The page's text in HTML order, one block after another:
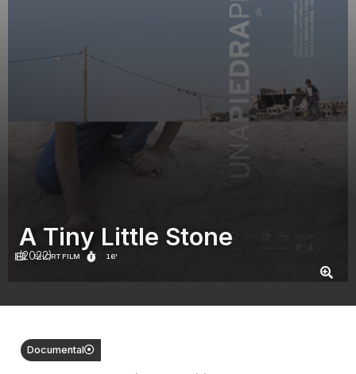
SHORT FILM 16'
A Tiny Little Stone
(2022)
Documental